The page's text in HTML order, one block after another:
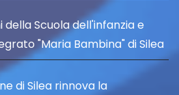
della Scuola dell'infanzia e
"Maria Bambina" di Silea
di Silea rinnova la